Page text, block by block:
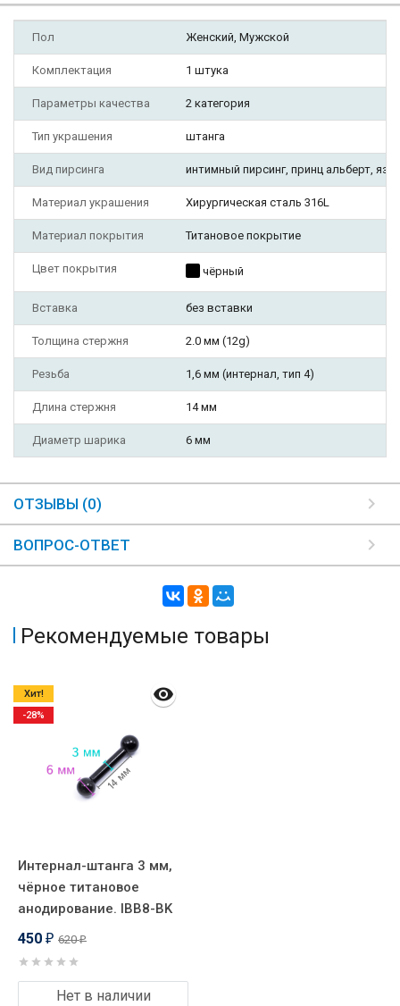
Пол Женский, Мужской
Комплектация 1 штука
Параметры качества 2 категория
Тип украшения штанга
Вид пирсинга интимный пирсинг, принц альберт,
Материал украшения Хирургическая сталь 316L
Материал покрытия Титановое покрытие
Цвет покрытия чёрный
Вставка без вставки
Толщина стержня 2.0 мм (12g)
Резьба 1,6 мм (интернал, тип 4)
Длина стержня 14 мм
Диаметр шарика 6 мм
ОТЗЫВЫ (0)
ВОПРОС-ОТВЕТ
Рекомендуемые товары
Интернал-штанга 3 мм,
чёрное титановое
анодирование. IBB8-BK
450 ₽ 620₽
Нет в наличии
Хит!
-28%